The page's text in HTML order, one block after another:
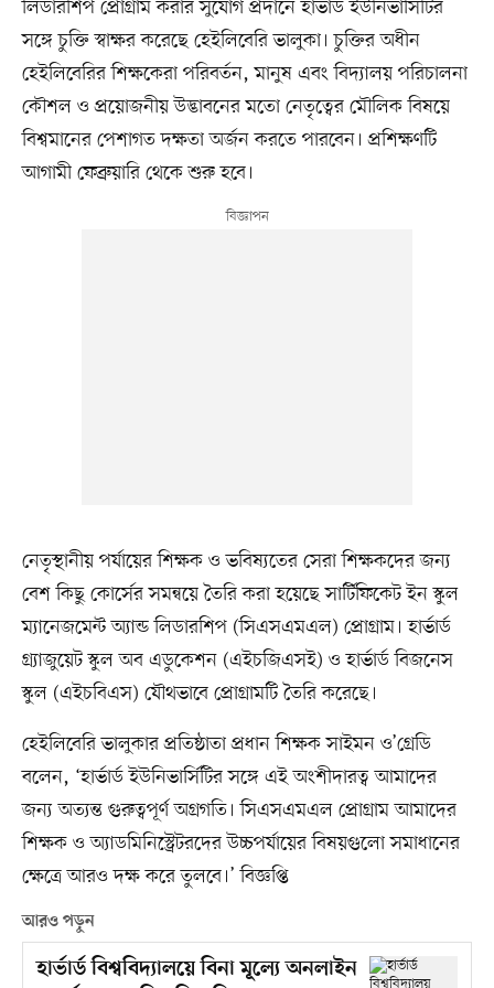
লিডারশিপ প্রোগ্রাম করার সুযোগ প্রদানে হার্ভার্ড ইউনিভার্সিটির
সঙ্গে চুক্তি স্বাক্ষর করেছে হেইলিবেরি ভালুকা। চুক্তির অধীন
হেইলিবেরির শিক্ষকেরা পরিবর্তন, মানুষ এবং বিদ্যালয় পরিচালনা
কৌশল ও প্রয়োজনীয় উদ্ভাবনের মতো নেতৃত্বের মৌলিক বিষয়ে
বিশ্বমানের পেশাগত দক্ষতা অর্জন করতে পারবেন। প্রশিক্ষণটি
আগামী ফেব্রুয়ারি থেকে শুরু হবে।
নেতৃস্থানীয় পর্যায়ের শিক্ষক ও ভবিষ্যতের সেরা শিক্ষকদের জন্য
বেশ কিছু কোর্সের সমন্বয়ে তৈরি করা হয়েছে সার্টিফিকেট ইন স্কুল
ম্যানেজমেন্ট অ্যান্ড লিডারশিপ (সিএসএমএল) প্রোগ্রাম। হার্ভার্ড
গ্র্যাজুয়েট স্কুল অব এডুকেশন (এইচজিএসই) ও হার্ভার্ড বিজনেস
স্কুল (এইচবিএস) যৌথভাবে প্রোগ্রামটি তৈরি করেছে।
হেইলিবেরি ভালুকার প্রতিষ্ঠাতা প্রধান শিক্ষক সাইমন ও’গ্রেডি
বলেন, ‘হার্ভার্ড ইউনিভার্সিটির সঙ্গে এই অংশীদারত্ব আমাদের
জন্য অত্যন্ত গুরুত্বপূর্ণ অগ্রগতি। সিএসএমএল প্রোগ্রাম আমাদের
শিক্ষক ও অ্যাডমিনিস্ট্রেটরদের উচ্চপর্যায়ের বিষয়গুলো সমাধানের
ক্ষেত্রে আরও দক্ষ করে তুলবে।’ বিজ্ঞপ্তি
আরও পড়ুন
হার্ভার্ড বিশ্ববিদ্যালয়ে বিনা মূল্যে অনলাইন